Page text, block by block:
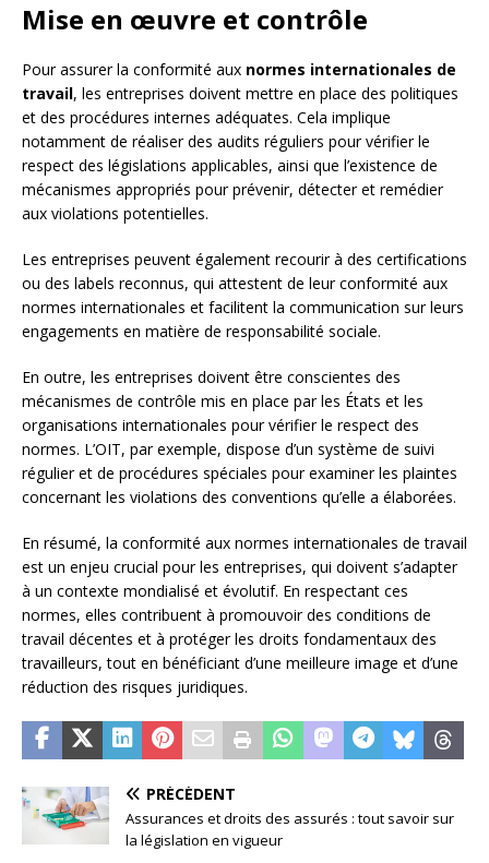
Mise en œuvre et contrôle
Pour assurer la conformité aux normes internationales de
travail, les entreprises doivent mettre en place des politiques
et des procédures internes adéquates. Cela implique
notamment de réaliser des audits réguliers pour vérifier le
respect des législations applicables, ainsi que l’existence de
mécanismes appropriés pour prévenir, détecter et remédier
aux violations potentielles.
Les entreprises peuvent également recourir à des certifications
ou des labels reconnus, qui attestent de leur conformité aux
normes internationales et facilitent la communication sur leurs
engagements en matière de responsabilité sociale.
En outre, les entreprises doivent être conscientes des
mécanismes de contrôle mis en place par les États et les
organisations internationales pour vérifier le respect des
normes. L’OIT, par exemple, dispose d’un système de suivi
régulier et de procédures spéciales pour examiner les plaintes
concernant les violations des conventions qu’elle a élaborées.
En résumé, la conformité aux normes internationales de travail
est un enjeu crucial pour les entreprises, qui doivent s’adapter
à un contexte mondialisé et évolutif. En respectant ces
normes, elles contribuent à promouvoir des conditions de
travail décentes et à protéger les droits fondamentaux des
travailleurs, tout en bénéficiant d’une meilleure image et d’une
réduction des risques juridiques.
PRÉCÉDENT
Assurances et droits des assurés : tout savoir sur
la législation en vigueur